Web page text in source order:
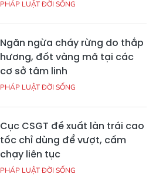
PHÁP LUẬT ĐỜI SỐNG
Ngăn ngừa cháy rừng do thắp
hương, đốt vàng mã tại các
cơ sở tâm linh
PHÁP LUẬT ĐỜI SỐNG
Cục CSGT đề xuất làn trái cao
tốc chỉ dùng để vượt, cấm
chạy liên tục
PHÁP LUẬT ĐỜI SỐNG